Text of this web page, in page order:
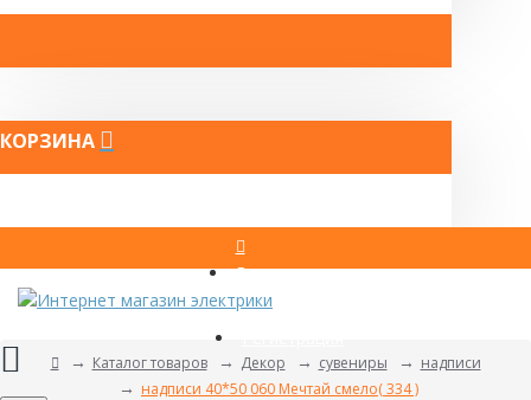
КОРЗИНА
Вход
Каталог товаров Декор сувениры
надписи
надписи 40*50 060 Мечтай смело( 334 )